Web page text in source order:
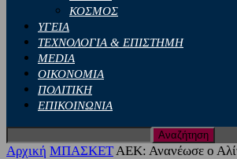
ΚΟΣΜΟΣ
ΥΓΕΙΑ
ΤΕΧΝΟΛΟΓΙΑ & ΕΠΙΣΤΗΜΗ
MEDIA
ΟΙΚΟΝΟΜΙΑ
ΠΟΛΙΤΙΚΗ
ΕΠΙΚΟΙΝΩΝΙΑ
Αρχική ΜΠΑΣΚΕΤΑΕΚ: Ανανέωσε ο